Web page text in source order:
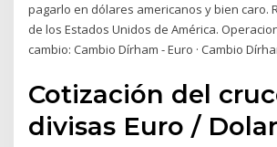
pagarlo en dólares americanos y bien caro.
de los Estados Unidos de América.
cambio: Cambio Dírham - Euro · Cambio
Cotización del
divisas Euro /